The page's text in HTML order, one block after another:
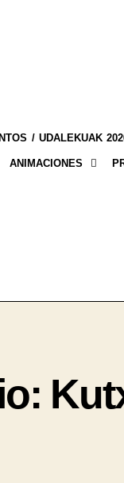
/ UDALEKUAK
ANIMACIONES